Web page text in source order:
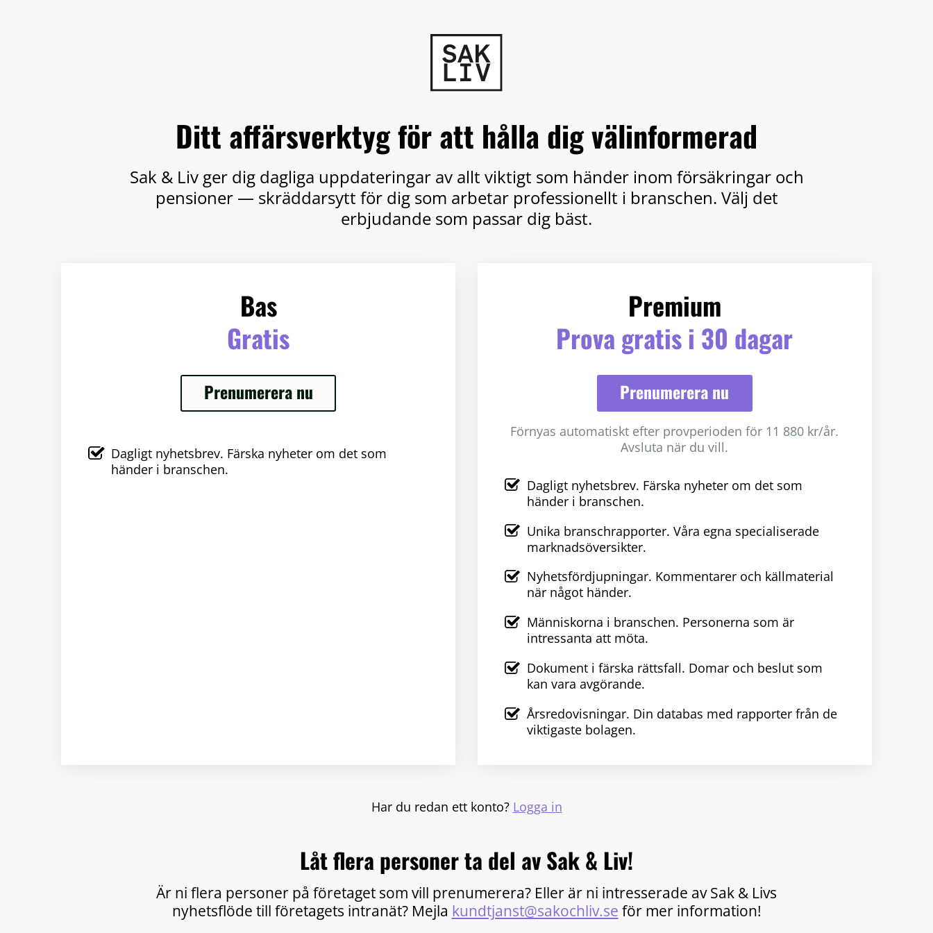
Ditt affärsverktyg för att hålla dig välinformerad
Sak & Liv ger dig dagliga uppdateringar av allt viktigt som händer inom försäkringar och
pensioner — skräddarsytt för dig som arbetar professionellt i branschen. Välj det
erbjudande som passar dig bäst.
Bas
Gratis
Prenumerera nu
Dagligt nyhetsbrev. Färska nyheter om det som
händer i branschen.
Premium
Prova gratis i 30 dagar
Prenumerera nu
Förnyas automatiskt efter provperioden för 11 880 kr/år.
Avsluta när du vill.
Dagligt nyhetsbrev. Färska nyheter om det som
händer i branschen.
Unika branschrapporter. Våra egna specialiserade
marknadsöversikter.
Nyhetsfördjupningar. Kommentarer och källmaterial
när något händer.
Människorna i branschen. Personerna som är
intressanta att möta.
Dokument i färska rättsfall. Domar och beslut som
kan vara avgörande.
Årsredovisningar. Din databas med rapporter från de
viktigaste bolagen.
Har du redan ett konto? Logga in
Låt flera personer ta del av Sak & Liv!
Är ni flera personer på företaget som vill prenumerera? Eller är ni intresserade av Sak & Livs
nyhetsflöde till företagets intranät? Mejla kundtjanst@sakochliv.se för mer information!